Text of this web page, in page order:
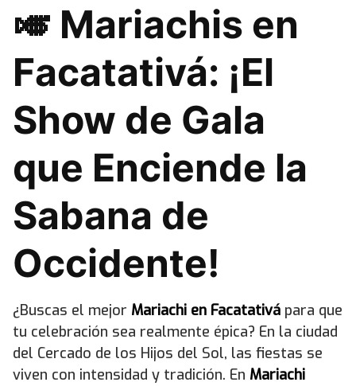
🎺 Mariachis en
Facatativá: ¡El
Show de Gala
que Enciende la
Sabana de
Occidente!
¿Buscas el mejor Mariachi en Facatativá para que
tu celebración sea realmente épica? En la ciudad
del Cercado de los Hijos del Sol, las fiestas se
viven con intensidad y tradición. En Mariachi